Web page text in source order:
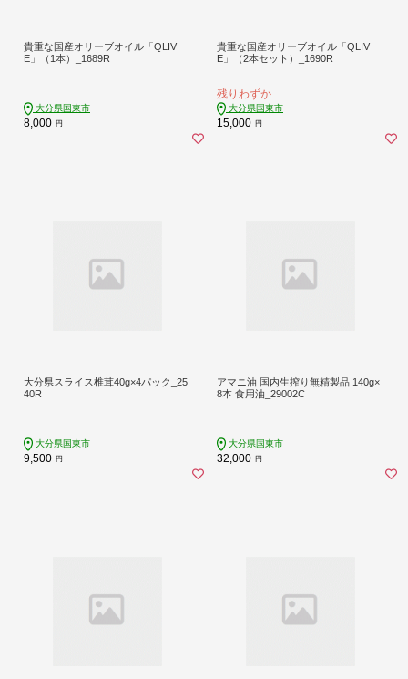
貴重な国産オリーブオイル「QLIV
E」（1本）_1689R
大分県国東市
8,000 円
貴重な国産オリーブオイル「QLIV
E」（2本セット）_1690R
残りわずか
大分県国東市
15,000 円
大分県スライス椎茸40g×4パック_25
40R
大分県国東市
9,500 円
アマニ油 国内生搾り無精製品 140g×
8本 食用油_29002C
大分県国東市
32,000 円